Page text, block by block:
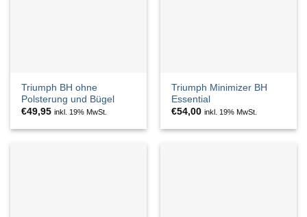
Triumph BH ohne
Polsterung und Bügel
€49,95 inkl. 19% MwSt.
Triumph Minimizer BH
Essential
€54,00 inkl. 19% MwSt.